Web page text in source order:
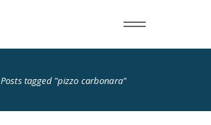
Posts tagged "pizzo carbonara"